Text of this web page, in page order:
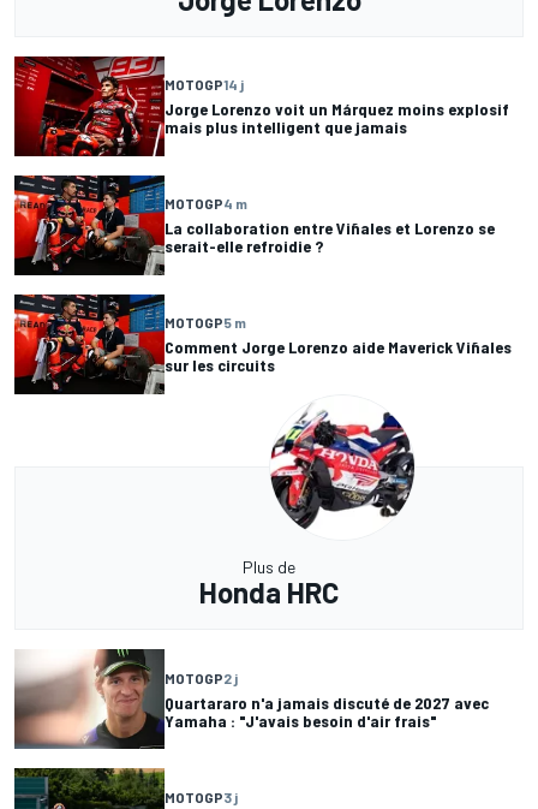
MOTOGP14 j
Jorge Lorenzo voit un Márquez moins explosif
mais plus intelligent que jamais
MOTOGP4 m
La collaboration entre Viñales et Lorenzo se
serait-elle refroidie ?
MOTOGP5 m
Comment Jorge Lorenzo aide Maverick Viñales
sur les circuits
Plus de
Honda HRC
MOTOGP2 j
Quartararo n'a jamais discuté de 2027 avec
Yamaha : "J'avais besoin d'air frais"
MOTOGP3 j